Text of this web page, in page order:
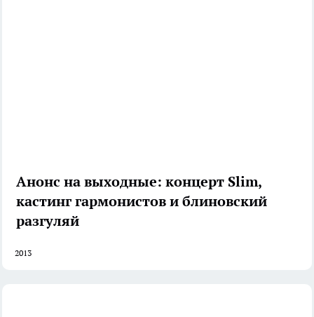
Анонс на выходные: концерт Slim,
кастинг гармонистов и блиновский
разгуляй
2013